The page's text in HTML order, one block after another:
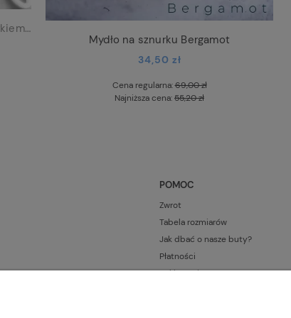
Kremowe mydło z masłem shea i sznurkiem Rose Exfoliant
Mydło na sznurku Bergamot
34,50 zł
Cena regularna:69,00 zł
Najniższa cena:55,20 zł
POMOC
Zwrot
Tabela rozmiarów
Jak dbać o nasze buty?
Płatności
Reklamacje